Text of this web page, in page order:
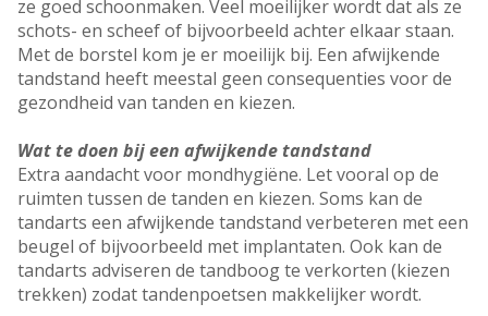
ze goed schoonmaken. Veel moeilijker wordt dat als ze
schots- en scheef of bijvoorbeeld achter elkaar staan.
Met de borstel kom je er moeilijk bij. Een afwijkende
tandstand heeft meestal geen consequenties voor de
gezondheid van tanden en kiezen.
Wat te doen bij een afwijkende tandstand
Extra aandacht voor mondhygiëne. Let vooral op de
ruimten tussen de tanden en kiezen. Soms kan de
tandarts een afwijkende tandstand verbeteren met een
beugel of bijvoorbeeld met implantaten. Ook kan de
tandarts adviseren de tandboog te verkorten (kiezen
trekken) zodat tandenpoetsen makkelijker wordt.